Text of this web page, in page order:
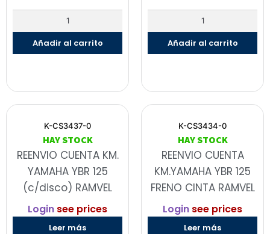
Añadir al carrito Añadir al carrito
K-CS3437-0
HAY STOCK
REENVIO CUENTA KM.
YAMAHA YBR 125
(c/disco) RAMVEL
Login see prices
Leer más
K-CS3434-0
HAY STOCK
REENVIO CUENTA
KM.YAMAHA YBR 125
FRENO CINTA RAMVEL
Login see prices
Leer más